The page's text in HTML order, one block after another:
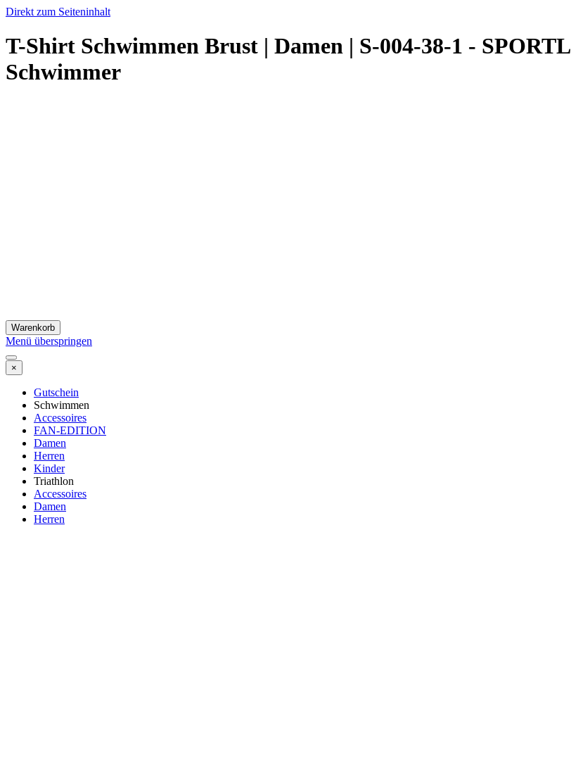
Direkt zum Seiteninhalt
T-Shirt Schwimmen Brust | Damen | S-004-38-1 -
Schwimmer
Warenkorb
Menü überspringen
×
Gutschein
Schwimmen
Accessoires
FAN-EDITION
Damen
Herren
Kinder
Triathlon
Accessoires
Damen
Herren